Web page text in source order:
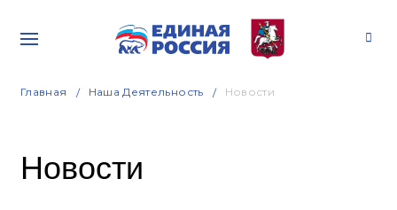
Главная Наша Деятельность Новости
Новости